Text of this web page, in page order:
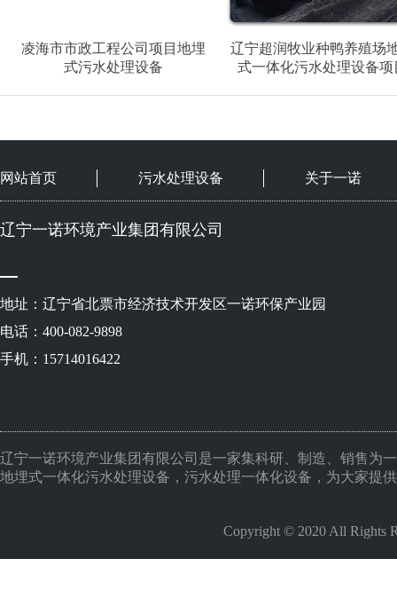
凌海市市政工程公司项目地埋
式污水处理设备
辽宁超润牧业种鸭养殖场
式一体化污水处理设备项
网站首页 污水处理设备 关于一诺
辽宁一诺环境产业集团有限公司
地址：辽宁省北票市经济技术开发区一诺环保产业园
电话：400-082-9898
手机：15714016422
辽宁一诺环境产业集团有限公司是一家集科研、制造、销售为
地埋式一体化污水处理设备，污水处理一体化设备，为大家提
Copyright © 2020 All Rights